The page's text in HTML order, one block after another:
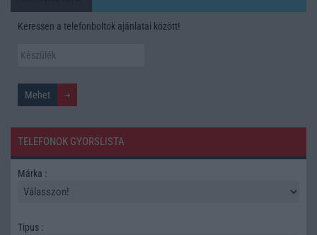
Keressen a telefonboltok ajánlatai között!
TELEFONOK GYORSLISTA
Márka :
Tipus :